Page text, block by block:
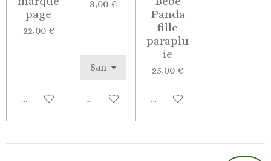
page
22,00 €
Ajouter au panier
8,00 €
Voir les détails
Panda
fille
paraplu
ie
25,00 €
Ajouter au panier